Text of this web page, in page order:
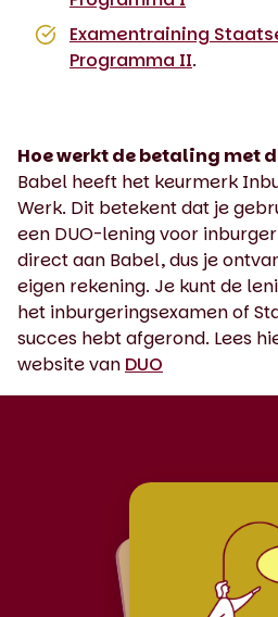
Examentraining
Programma II.
Hoe werkt de betaling met
Babel heeft het keurmerk
Werk. Dit betekent dat je
een DUO-lening voor
direct aan Babel, dus je
eigen rekening. Je kunt de
het inburgeringsexamen of
succes hebt afgerond. Lees
website van DUO